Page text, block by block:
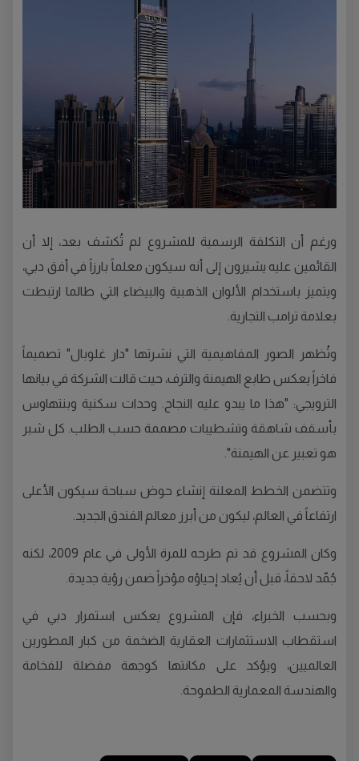
ورغم أن التكلفة الرسمية للمشروع لم تُكشف بعد، إلا أن
القائمين عليه يشيرون إلى أنه سيكون معلماً بارزاً في أفق دبي،
ويتميز باستخدام الألوان الذهبية والبيضاء التي طالما ارتبطت
بعلامة ترامب التجارية.
وتُظهر الصور المفاهيمية التي نشرتها "دار غلوبال" تصميماً
فاخراً يعكس طابع الهيمنة والترف، حيث قالت الشركة في بيانها
الترويجي: "هذا ما يبدو عليه النجاح. وحدات سكنية وبنتهاوس
بأسقف شاهقة وتشطيبات مصممة حسب الطلب. كل شبر
هو تعبير عن الهيمنة".
وتتضمن الخطط المعلنة إنشاء حوض سباحة سيكون الأعلى
ارتفاعاً في العالم، ليكون من أبرز معالم الفندق الجديد.
وكان المشروع قد تم طرحه للمرة الأولى في عام 2009، لكنه
جُمّد لاحقاً، قبل أن يُعاد إحياؤه مؤخراً ضمن رؤية جديدة.
وبحسب الخبراء، فإن المشروع يعكس استمرار دبي في
استقطاب الاستثمارات العقارية الضخمة من كبار المطورين
العالميين، ويؤكد على مكانتها كوجهة مفضلة للفخامة
والهندسة المعمارية الطموحة.